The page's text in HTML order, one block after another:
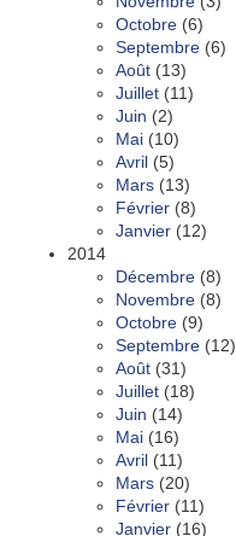
Octobre (6)
Septembre (6)
Août (13)
Juillet (11)
Juin (2)
Mai (10)
Avril (5)
Mars (13)
Février (8)
Janvier (12)
2014
Décembre (8)
Novembre (8)
Octobre (9)
Septembre (12)
Août (31)
Juillet (18)
Juin (14)
Mai (16)
Avril (11)
Mars (20)
Février (11)
Janvier (16)